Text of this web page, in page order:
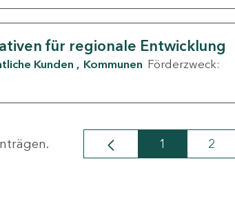
für regionale Entwicklung
Kunden Kommunen Förderzweck:
Seite
1 Seite
2